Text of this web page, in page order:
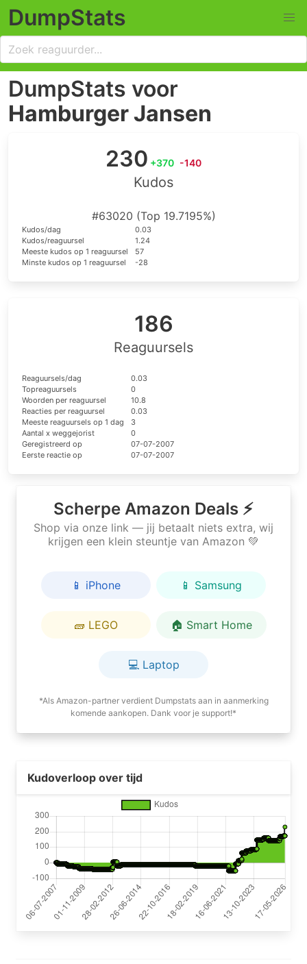
DumpStats
DumpStats voor
Hamburger Jansen
230 +370 -140
Kudos
#63020 (Top 19.7195%)
Kudos/dag
0.03
Kudos/reaguursel
1.24
Meeste kudos op 1 reaguursel
57
Minste kudos op 1 reaguursel
-28
186
Reaguursels
Reaguursels/dag
0.03
Topreaguursels
0
Woorden per reaguursel
10.8
Reacties per reaguursel
0.03
Meeste reaguursels op 1 dag
3
Aantal x weggejorist
0
Geregistreerd op
07-07-2007
Eerste reactie op
07-07-2007
Scherpe Amazon Deals ⚡
Shop via onze link — jij betaalt niets extra, wij
krijgen een klein steuntje van Amazon 💚
📱 iPhone 📱 Samsung
🧱 LEGO 🏠 Smart Home
💻 Laptop
*Als Amazon-partner verdient Dumpstats aan in aanmerking
komende aankopen. Dank voor je support!*
Kudoverloop over tijd